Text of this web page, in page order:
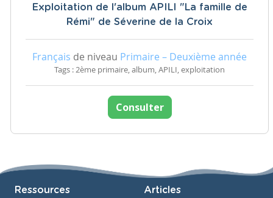
Exploitation de l'album APILI "La famille de
Rémi" de Séverine de la Croix
Français de niveau Primaire – Deuxième année
Tags : 2ème primaire, album, APILI, exploitation
Consulter
Ressources Articles